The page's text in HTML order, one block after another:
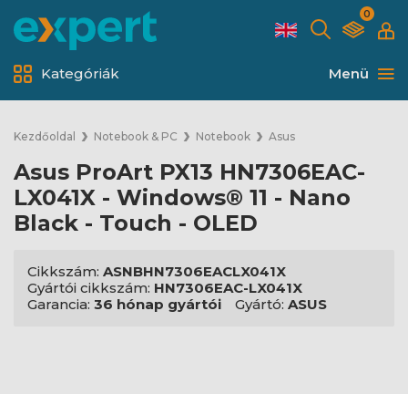
0
Menü
Kategóriák
Kezdőoldal Notebook & PC Notebook Asus
Asus ProArt PX13 HN7306EAC-
LX041X - Windows® 11 - Nano
Black - Touch - OLED
Cikkszám: ASNBHN7306EACLX041X
Gyártói cikkszám: HN7306EAC-LX041X
Garancia: 36 hónap gyártói Gyártó: ASUS